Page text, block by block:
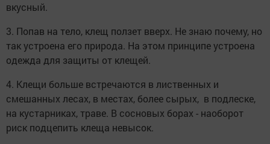
вкусный.
3. Попав на тело, клещ ползет вверх. Не знаю почему, но
так устроена его природа. На этом принципе устроена
одежда для защиты от клещей.
4. Клещи больше встречаются в лиственных и
смешанных лесах, в местах, более сырых, в подлеске,
на кустарниках, траве. В сосновых борах - наоборот
риск подцепить клеща невысок.